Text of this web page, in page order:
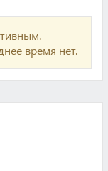
время нет.